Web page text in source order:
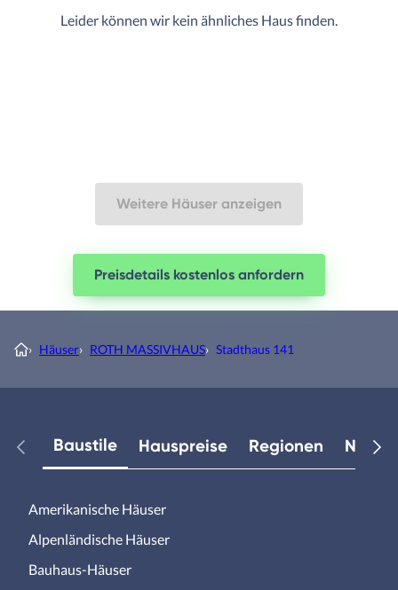
Leider können wir kein ähnliches Haus finden.
Weitere Häuser anzeigen
Preisdetails kostenlos anfordern
› Häuser› ROTH MASSIVHAUS› Stadthaus 141
Baustile Hauspreise Regionen
Amerikanische Häuser
Alpenländische Häuser
Bauhaus-Häuser